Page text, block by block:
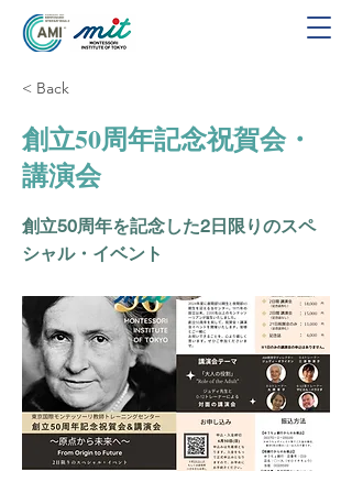
< Back
創立50周年記念祝賀会・
講演会
創立50周年を記念した2日限りのスペ
シャル・イベント